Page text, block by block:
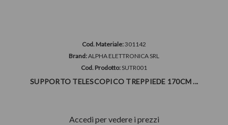
Cod. Materiale:301142
Brand:ALPHA ELETTRONICA SRL
Cod. Prodotto: SUTR001
SUPPORTO TELESCOPICO TREPPIEDE 170CM ...
Accedi per vedere i prezzi